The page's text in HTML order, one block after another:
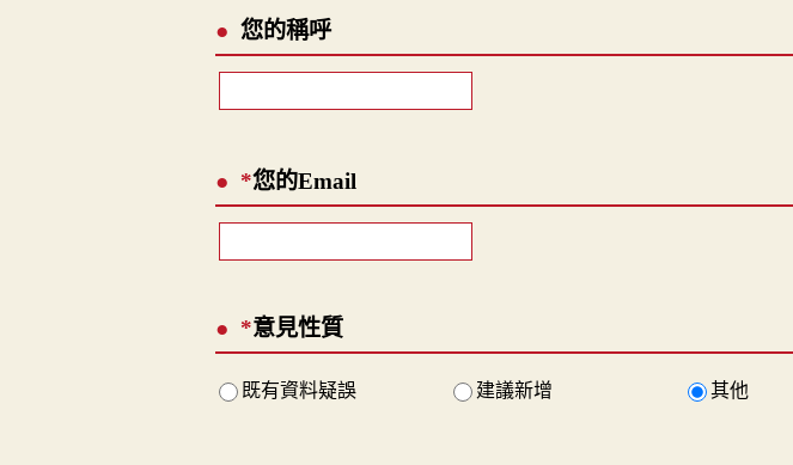
您的稱呼
*您的Email
*意見性質
既有資料疑誤 建議新增 其他